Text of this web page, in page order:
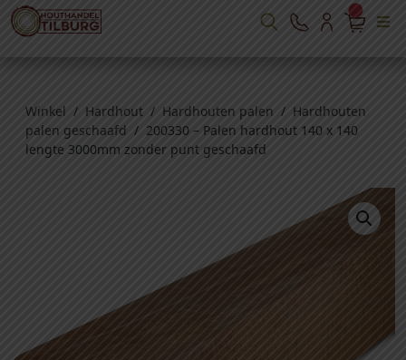
Winkel / Hardhout / Hardhouten palen / Hardhouten
palen geschaafd / 200330 – Palen hardhout 140 x 140
lengte 3000mm zonder punt geschaafd